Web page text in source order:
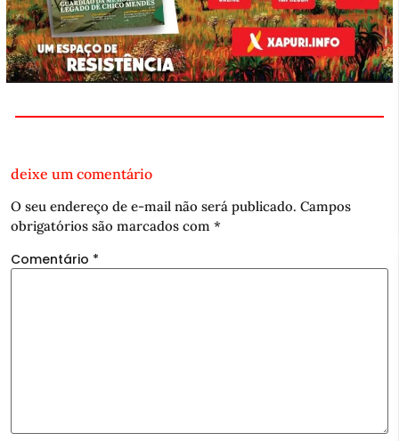
deixe um comentário
O seu endereço de e-mail não será publicado. Campos
obrigatórios são marcados com *
Comentário *